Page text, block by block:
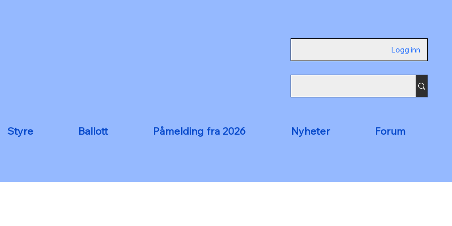
Logg inn
Styre Ballott Påmelding fra 2026 Nyheter Forum